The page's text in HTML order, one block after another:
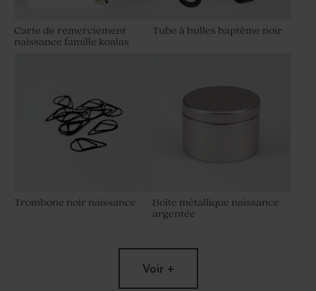
Carte de remerciement
naissance famille koalas
Tube à bulles baptême noir
Trombone noir naissance
Boîte métallique naissance
argentée
Voir +